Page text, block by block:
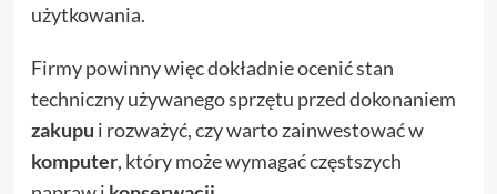
użytkowania.
Firmy powinny więc dokładnie ocenić stan
techniczny używanego sprzętu przed dokonaniem
zakupu i rozważyć, czy warto zainwestować w
komputer, który może wymagać częstszych